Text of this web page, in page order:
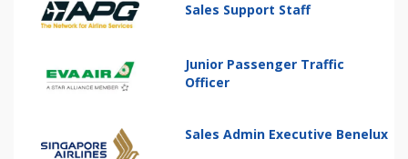
Sales Support Staff
Junior Passenger Traffic
Officer
Sales Admin Executive Benelux